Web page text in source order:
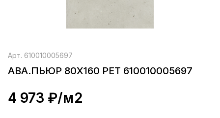
Арт. 610010005697
АВА.ПЬЮР 80X160 РЕТ 610010005697
4 973 ₽/м2